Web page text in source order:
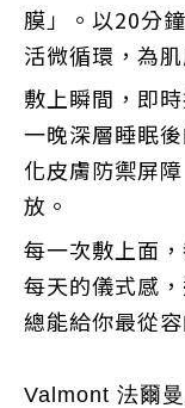
膜」。以20分
活微循環，為
敷上瞬間，即
一晚深層睡眠
化皮膚防禦屏
放。
每一次敷上面
每天的儀式感
總能給你最從
Valmont 法爾